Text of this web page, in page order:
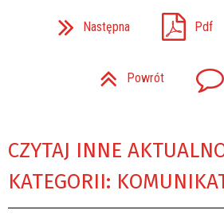
Następna Pdf
Powrót
CZYTAJ INNE
KATEGORII: